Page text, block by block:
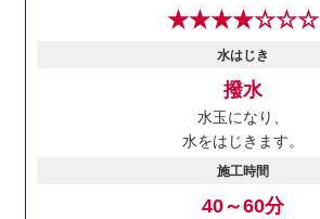
★★★★☆☆☆
水はじき
撥水
水玉になり、
水をはじきます。
施工時間
40～60分